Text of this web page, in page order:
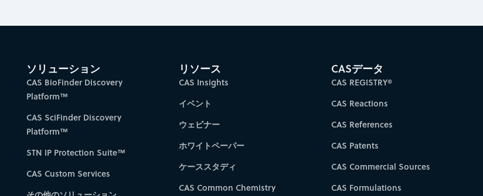
ソリューション
CAS BioFinder Discovery
Platform™
CAS SciFinder Discovery
Platform™
STN IP Protection Suite™
CAS Custom Services
リソース
CAS Insights
イベント
ウェビナー
ホワイトペーパー
ケーススタディ
CAS Common Chemistry
CASデータ
CAS REGISTRY®
CAS Reactions
CAS References
CAS Patents
CAS Commercial Sources
CAS Formulations